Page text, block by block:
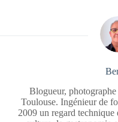
Blogueur, photographe
Toulouse. Ingénieur de
2009 un regard